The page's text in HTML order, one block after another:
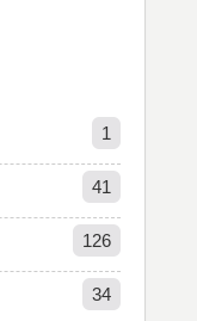
1
41
126
34